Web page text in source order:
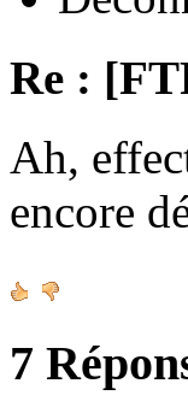
Re :
Ah,
encore
7